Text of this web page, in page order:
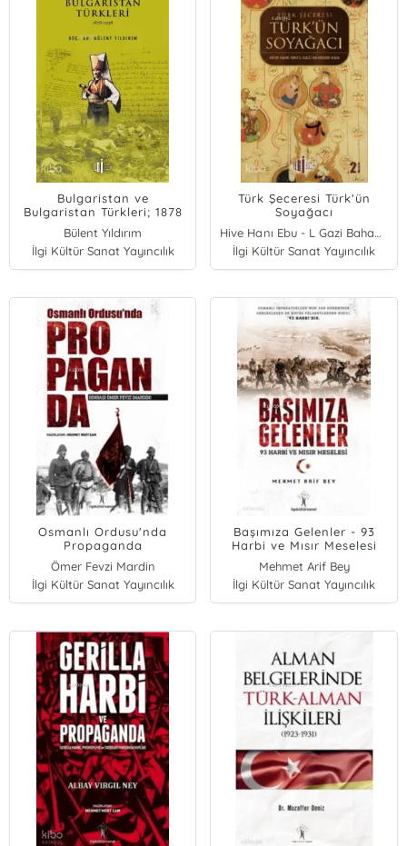
Bulgaristan ve
Bulgaristan Türkleri; 1878
- 1938
Bülent Yıldırım
İlgi Kültür Sanat Yayıncılık
Türk Şeceresi Türk'ün
Soyağacı
Hive Hanı Ebu - L Gazi Bahadır Han
İlgi Kültür Sanat Yayıncılık
Osmanlı Ordusu'nda
Propaganda
Ömer Fevzi Mardin
İlgi Kültür Sanat Yayıncılık
Başımıza Gelenler - 93
Harbi ve Mısır Meselesi
Mehmet Arif Bey
İlgi Kültür Sanat Yayıncılık